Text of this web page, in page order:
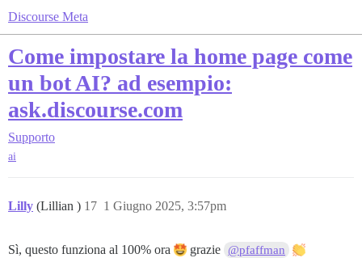
Discourse Meta
Come impostare la home page come
un bot AI? ad esempio:
ask.discourse.com
Supporto
ai
Lilly (Lillian ) 1 Giugno 2025, 3:57pm
17
Sì, questo funziona al 100% ora grazie @pfaffman